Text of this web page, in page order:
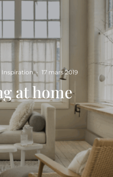
Inspiration · 17 mars 2019
at home